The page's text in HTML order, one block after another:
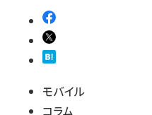
モバイル
コラム